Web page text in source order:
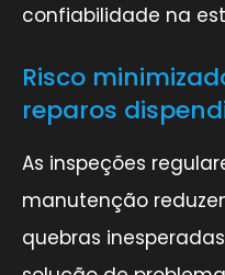
confiabilidade na
Risco
reparos
As inspeções
manutenção
quebras